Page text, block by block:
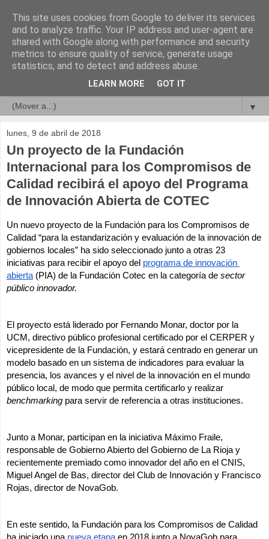
Compromisos de Calidad
▼
lunes, 9 de abril de 2018
Un proyecto de la Fundación
Internacional para los Compromisos de
Calidad recibirá el apoyo del Programa
de Innovación Abierta de COTEC
Un nuevo proyecto de la Fundación para los Compromisos de
Calidad “para la estandarización y evaluación de la innovación de
gobiernos locales” ha sido seleccionado junto a otras 23
iniciativas para recibir el apoyo del programa de innovación
abierta (PIA) de la Fundación Cotec en la categoría de sector
público innovador.
El proyecto está liderado por Fernando Monar, doctor por la
UCM, directivo público profesional certificado por el CERPER y
vicepresidente de la Fundación, y estará centrado en generar un
modelo basado en un sistema de indicadores para evaluar la
presencia, los avances y el nivel de la innovación en el mundo
benchmarking para servir de referencia a otras instituciones.
Junto a Monar, participan en la iniciativa Máximo Fraile,
responsable de Gobierno Abierto del Gobierno de La Rioja y
recientemente premiado como innovador del año en el CNIS,
Miguel Angel de Bas, director del Club de Innovación y Francisco
Rojas, director de NovaGob.
En este sentido, la Fundación para los Compromisos de Calidad
This site uses cookies from Google to deliver its services
and to analyze traffic. Your IP address and user-agent are
shared with Google along with performance and security
metrics to ensure quality of service, generate usage
statistics, and to detect and address abuse.
LEARN MORE GOT IT